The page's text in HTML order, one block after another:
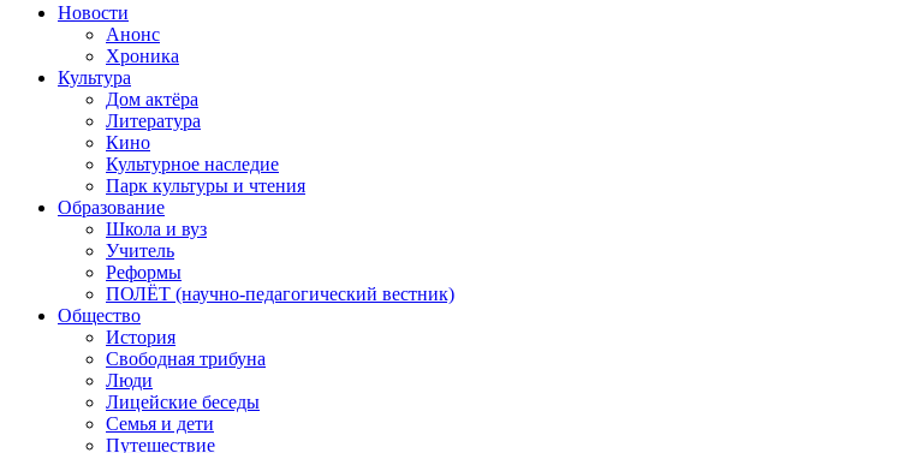
Новости
Анонс
Хроника
Культура
Дом актёра
Литература
Кино
Культурное наследие
Парк культуры и чтения
Образование
Школа и вуз
Учитель
Реформы
ПОЛЁТ (научно-педагогический вестник)
Общество
История
Свободная трибуна
Люди
Лицейские беседы
Семья и дети
Путешествие